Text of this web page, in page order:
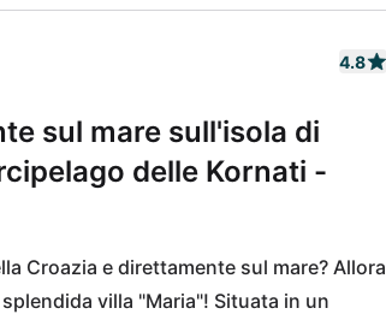
4.8
sul mare sull'isola di
delle Kornati -
Croazia e direttamente sul mare? Allora
villa "Maria"! Situata in un